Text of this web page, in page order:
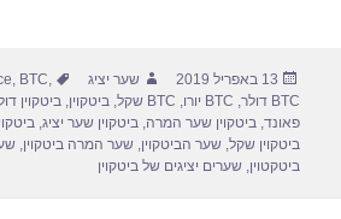
פורסם
בתאריך
13 באפריל 2019 מחבר
שער יציג תגיות , BTC,
BTC דולר
, BTC יורו , BTC שקל ,ביטקוין,ביטקוין
פאונד,ביטקוין שער המרה,ביטקוין שער יציג,
ביטקוין שקל,שער הביטקוין,שער המרה ביטקוין,
ביטקטוין,שערים יציגים של ביטקוין